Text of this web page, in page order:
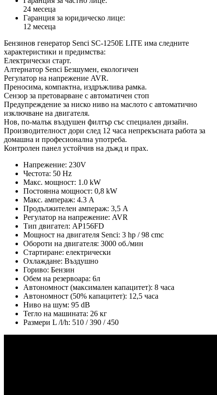
24 месеца
Гаранция за юридическо лице:
12 месеца
Бензинов генератор Senci SC-1250E LITE има следните
характеристики и предимства:
Електрически старт.
Алтернатор Senci Безшумен, екологичен
Регулатор на напрежение AVR.
Преносима, компактна, издръжлива рамка.
Сензор за претоварване с автоматичен стоп
Предупреждение за ниско ниво на маслото с автоматично
изключване на двигателя.
Нов, по-малък въздушен филтър със специален дизайн.
Производителност дори след 12 часа непрекъсната работа за
домашна и професионална употреба.
Контролен панел устойчив на дъжд и прах.
Напрежение: 230V
Честота: 50 Hz
Макс. мощност: 1.0 kW
Постоянна мощност: 0,8 kW
Макс. ампераж: 4.3 A
Продължителен ампераж: 3,5 A
Регулатор на напрежение: AVR
Тип двигател: AP156FD
Мощност на двигателя Senci: 3 hp / 98 cmc
Обороти на двигателя: 3000 об./мин
Стартиране: електрически
Охлаждане: Въздушно
Гориво: Бензин
Обем на резервоара: 6л
Автономност (максимален капацитет): 8 часа
Автономност (50% капацитет): 12,5 часа
Ниво на шум: 95 dB
Тегло на машината: 26 кг
Размери L /l/h: 510 / 390 / 450